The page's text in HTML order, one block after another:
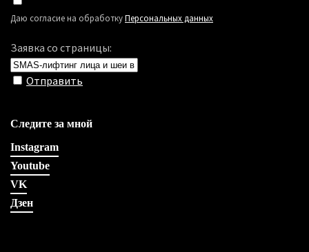
Даю согласие на обработкуПерсональных данных
Заявка со страницы:
Отправить
Следите за мной
Instagram
Youtube
VK
Дзен